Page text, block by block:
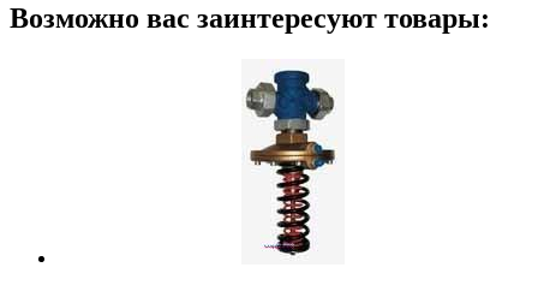
Возможно вас заинтересуют товары: